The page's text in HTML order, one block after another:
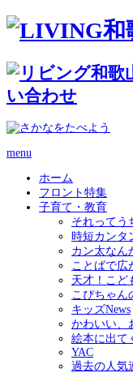
menu
ホーム
フロント特集
子育て・教育
それってう
時短カンタ
カン太なん
ことばで広
天才！こど
こぴちゃん
キッズNews
かわいい、
絵本に出て
YAC
過去の人気